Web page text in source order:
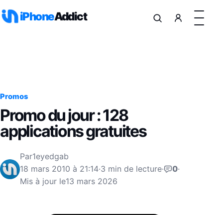
iPhoneAddict
Promos
Promo du jour : 128
applications gratuites
Par1eyedgab
18 mars 2010 à 21:14·3 min de lecture· 0·
Mis à jour le13 mars 2026